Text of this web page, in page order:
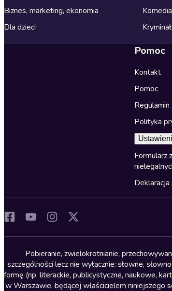
Biznes, marketing, ekonomia
Dla dzieci
Komedia
Pomoc
Kontakt
Pomoc
Regulamin
Polityka
Formularz
Pobieranie, zwielokrotnianie,
szczególności lecz nie wyłącznie: słowne,
formę (np. literackie, publicystyczne, naukowe,
w Warszawie, będącej właścicielem niniejszego